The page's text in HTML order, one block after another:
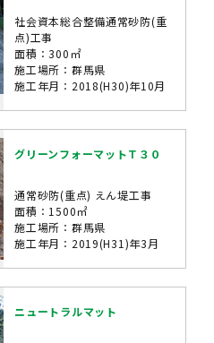
社会資本総合整備通常砂防(重
点)工事
面積：300㎡
施工場所：群馬県
施工年月：2018(H30)年10月
グリーンフォーマットＴ３０
通常砂防(重点) えん堤工事
面積：1500㎡
施工場所：群馬県
施工年月：2019(H31)年3月
ニュートラルマット